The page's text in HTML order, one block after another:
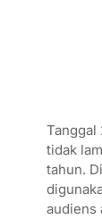
Tanggal
tidak
tahun.
audiens